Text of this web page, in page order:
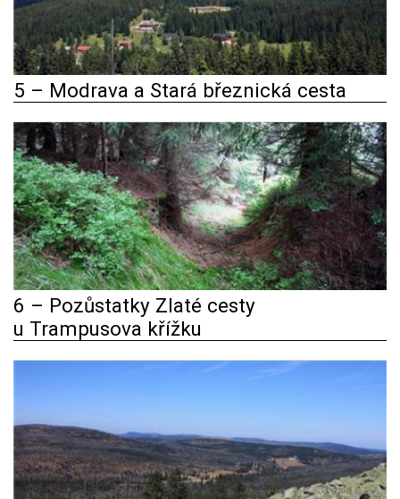
5 – Modrava a Stará březnická cesta
6 – Pozůstatky Zlaté cesty
u Trampusova křížku